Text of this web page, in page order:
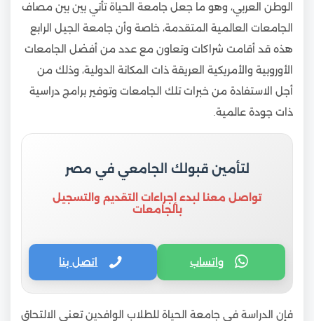
الوطن العربي، وهو ما جعل جامعة الحياة تأتي بين بين مصاف
الجامعات العالمية المتقدمة، خاصة وأن جامعة الجيل الرابع
هذه قد أقامت شراكات وتعاون مع عدد من أفضل الجامعات
الأوروبية والأمريكية العريقة ذات المكانة الدولية، وذلك من
أجل الاستفادة من خبرات تلك الجامعات وتوفير برامج دراسية
ذات جودة عالمية.
لتأمين قبولك الجامعي في مصر
تواصل معنا لبدء إجراءات التقديم والتسجيل
بالجامعات
واتساب اتصل بنا
فإن الدراسة في جامعة الحياة للطلاب الوافدين تعني الالتحاق